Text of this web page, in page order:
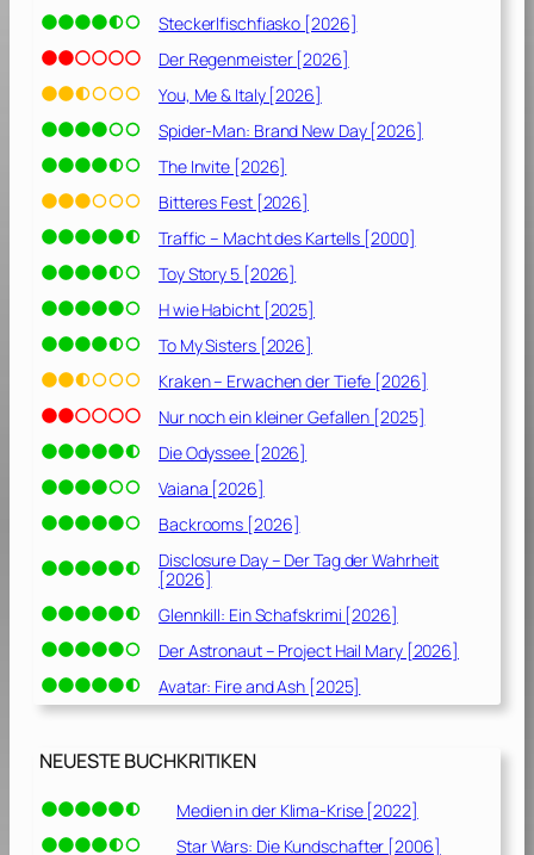
e
b
e
!
o
d
e
r
:
S
c
h
e
d
e
n
s
t
s
ü
ß
[
2
0
2
Steckerlfischfiasko [2026]
Der Regenmeister [2026]
You, Me & Italy [2026]
Spider-Man: Brand New Day [2026]
The Invite [2026]
Bitteres Fest [2026]
Traffic – Macht des Kartells [2000]
Toy Story 5 [2026]
H wie Habicht [2025]
To My Sisters [2026]
Kraken – Erwachen der Tiefe [2026]
Nur noch ein kleiner Gefallen [2025]
Die Odyssee [2026]
Vaiana [2026]
Backrooms [2026]
Disclosure Day – Der Tag der Wahrheit
[2026]
Glennkill: Ein Schafskrimi [2026]
Der Astronaut – Project Hail Mary [2026]
Avatar: Fire and Ash [2025]
NEUESTE BUCHKRITIKEN
Medien in der Klima-Krise [2022]
Star Wars: Die Kundschafter [2006]